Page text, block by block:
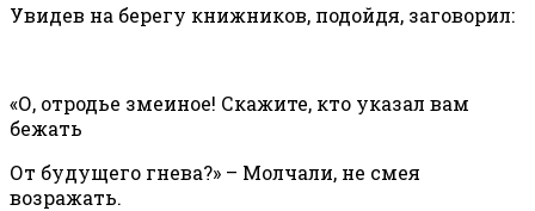
Увидев на берегу книжников, подойдя, заговорил:
«О, отродье змеиное! Скажите, кто указал вам
бежать
От будущего гнева?» – Молчали, не смея
возражать.